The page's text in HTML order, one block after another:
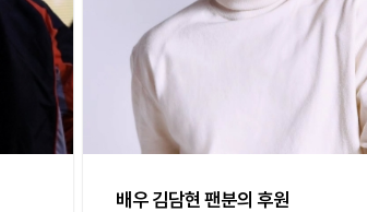
배우 김담현 팬분의 후원